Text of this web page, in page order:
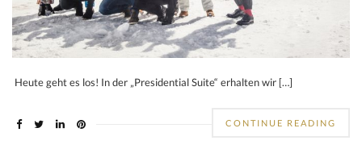
Heute geht es los! In der „Presidential Suite“ erhalten wir […]
CONTINUE READING